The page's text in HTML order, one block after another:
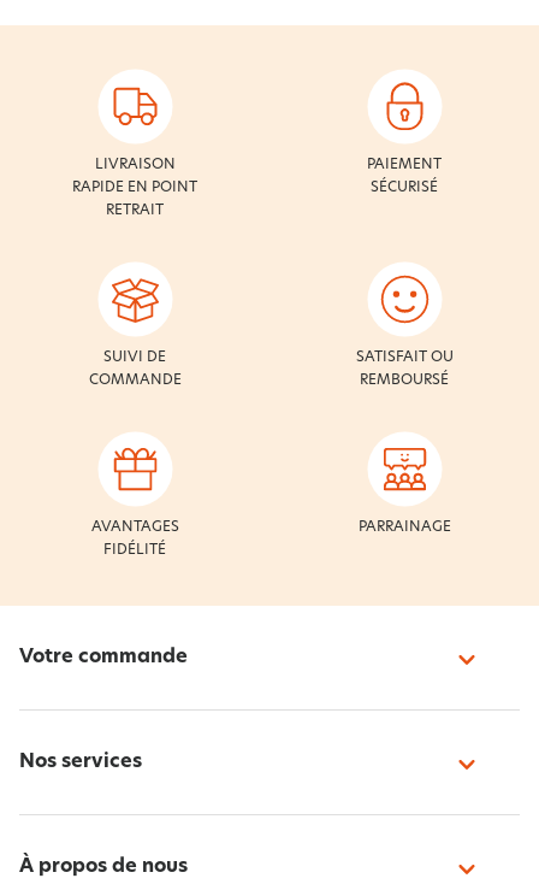
LIVRAISON
RAPIDE EN POINT
RETRAIT
PAIEMENT
SÉCURISÉ
SUIVI DE
COMMANDE
SATISFAIT OU
REMBOURSÉ
AVANTAGES
FIDÉLITÉ
PARRAINAGE
Votre commande
Nos services
À propos de nous